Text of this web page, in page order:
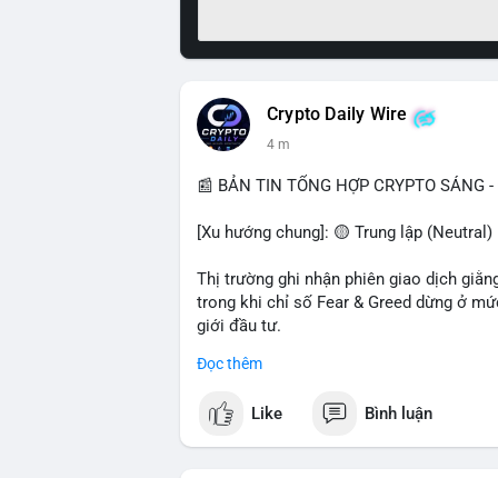
Crypto Daily Wire
4 m
📰 BẢN TIN TỔNG HỢP CRYPTO SÁNG
[Xu hướng chung]: 🟡 Trung lập (Neutral)
Thị trường ghi nhận phiên giao dịch
trong khi chỉ số Fear & Greed dừng ở
giới đầu tư.
- Thị trường & Giá cả: Bitcoin ổn định tại
vượt 83 USD/thùng. XRP dẫn đầu đà
chú ý, khối lượng Bitcoin Futures trên
Đọc thêm
Like Bình luận